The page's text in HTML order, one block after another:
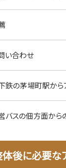
い合わせ
鉄の茅場町駅から
バスの佃方面から
体後に必要な